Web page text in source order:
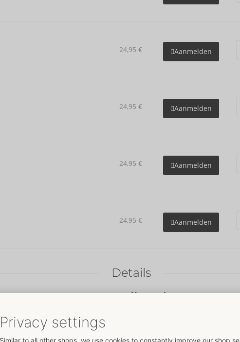
24,95 € Aanmelden
24,95 € Aanmelden
24,95 € Aanmelden
24,95 € Aanmelden
Details
Kenmerken
Gegevens